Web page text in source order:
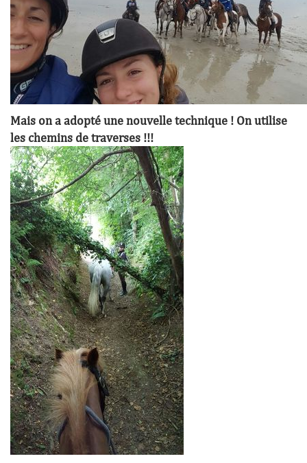
Mais on a adopté une nouvelle technique ! On utilise
les chemins de traverses !!!